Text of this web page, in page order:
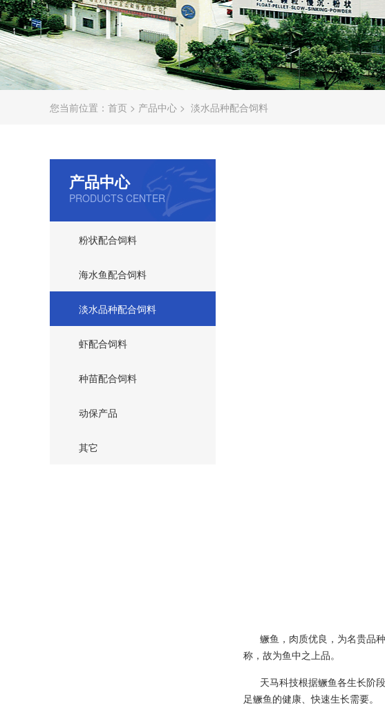
您当前位置： 首页 > 产品中心 > 淡水品种配合饲料
产品中心
PRODUCTS CENTER
粉状配合饲料
海水鱼配合饲料
淡水品种配合饲料
虾配合饲料
种苗配合饲料
动保产品
其它
鳜鱼，肉质优良，为名贵品种
称，故为鱼中之上品。
天马科技根据鳜鱼各生长阶段
足鳜鱼的健康、快速生长需要。